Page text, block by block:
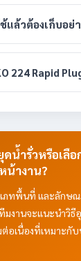
แล้วต้องเก็บอย่า
224 Rapid
ดน้ำรั่วหรือเลื
น้างาน?
ภทพื้นที่ และลักษณ
มงานจะแนะนำวิธี
อเนื่องที่เหมาะกับ